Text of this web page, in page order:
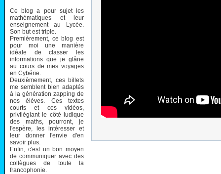
Ce blog a pour sujet les
mathématiques et leur
enseignement au Lycée.
Son but est triple.
Premièrement, ce blog est
pour moi une manière
idéale de classer les
informations que je glâne
au cours de mes voyages
en Cybérie.
Deuxièmement, ces billets
me semblent bien adaptés
à la génération zapping de
nos élèves. Ces textes
courts et ces vidéos,
privilégiant le côté ludique
des maths, pourront, je
l'espère, les intéresser et
leur donner l'envie d'en
savoir plus.
Enfin, c'est un bon moyen
de communiquer avec des
collègues de toute la
francophonie.